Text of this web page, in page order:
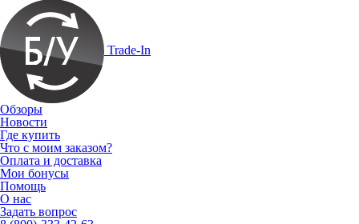
Trade-In
Обзоры
Новости
Где купить
Что с моим заказом?
Оплата и доставка
Мои бонусы
Помощь
О нас
Задать вопрос